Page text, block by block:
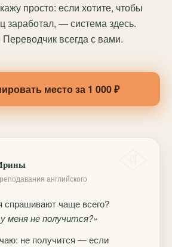
просто: если хотите, чтобы
заработал, — система здесь.
всегда с вами.
место за 1 000 ₽
английского
спрашивают чаще всего?
меня не получится?»
не получится — если